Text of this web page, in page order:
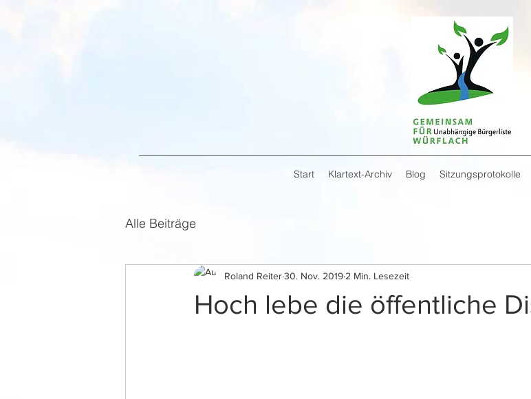
Start Klartext-Archiv Blog Sitzungsprotokolle
Alle Beiträge
Hoch lebe die öffentliche
Roland Reiter30. Nov. 2019 2 Min. Lesezeit